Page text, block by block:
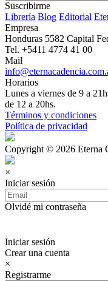
Suscribirme
Librería Blog Editorial
Empresa
Honduras 5582 Capital
Tel. +5411 4774 41 00
Mail
Horarios
Lunes a viernes de 9 a
de 12 a 20hs.
Términos y condiciones
Política de privacidad
Copyright © 2026 Eterna
×
Iniciar sesión
Olvidé mi contraseña
Iniciar sesión
Crear una cuenta
×
Registrarme